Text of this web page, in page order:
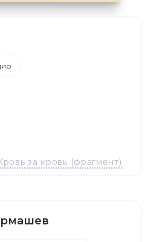
за кровь (фрагмент)